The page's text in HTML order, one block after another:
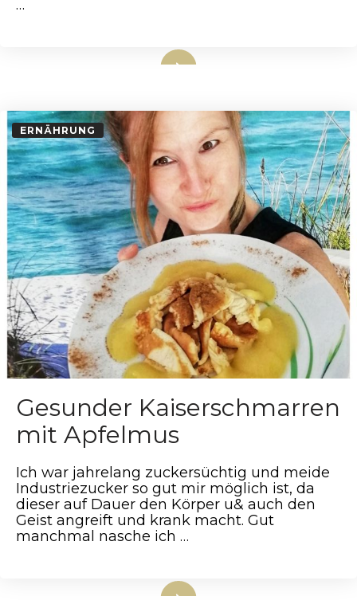
…
ERNÄHRUNG
Gesunder Kaiserschmarren
mit Apfelmus
Ich war jahrelang zuckersüchtig und meide
Industriezucker so gut mir möglich ist, da
dieser auf Dauer den Körper u& auch den
Geist angreift und krank macht. Gut
manchmal nasche ich …